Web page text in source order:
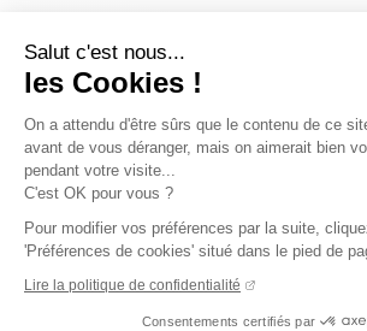
Salut c'est nous...
les Cookies !
On a attendu d'être sûrs que le contenu de ce
avant de vous déranger, mais on aimerait bien
pendant votre visite...
C'est OK pour vous ?
Pour modifier vos préférences par la suite,
'Préférences de cookies' situé dans le pied de
Lire la politique de confidentialité
Consentements certifiés par